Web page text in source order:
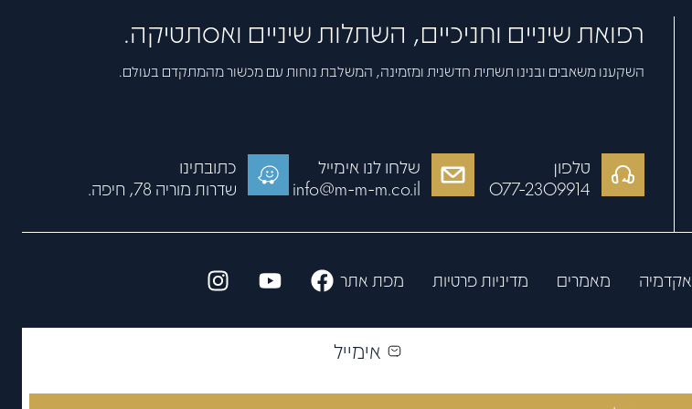
רפואת שיניים וחניכיים, השתלות שיניים ואסתטיקה.
השקענו משאבים ובנינו תשתית חדשנית ומזמינה, המשלבת נוחות עם מכשור מהמתקדם בעולם.
טלפון
077-2309914
שלחו לנו אימייל
info@m-m-m.co.il
כתובתינו
שדרות מוריה 78, חיפה.
אקדמיה מאמרים מדיניות פרטיות מפת אתר